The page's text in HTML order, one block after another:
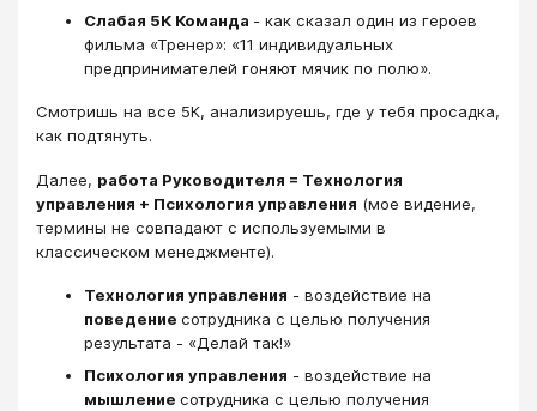
Слабая 5К Команда - как сказал один из героев
фильма «Тренер»: «11 индивидуальных
предпринимателей гоняют мячик по полю».
Смотришь на все 5К, анализируешь, где у тебя просадка,
как подтянуть.
Далее, работа Руководителя = Технология
управления + Психология управления (мое видение,
термины не совпадают с используемыми в
классическом менеджменте).
Технология управления - воздействие на
поведение сотрудника с целью получения
результата - «Делай так!»
Психология управления - воздействие на
мышление сотрудника с целью получения